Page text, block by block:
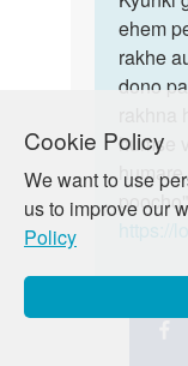
Cookie Policy
We want to use
us to improve our
Policy
ehem
rakhe
dono
humse